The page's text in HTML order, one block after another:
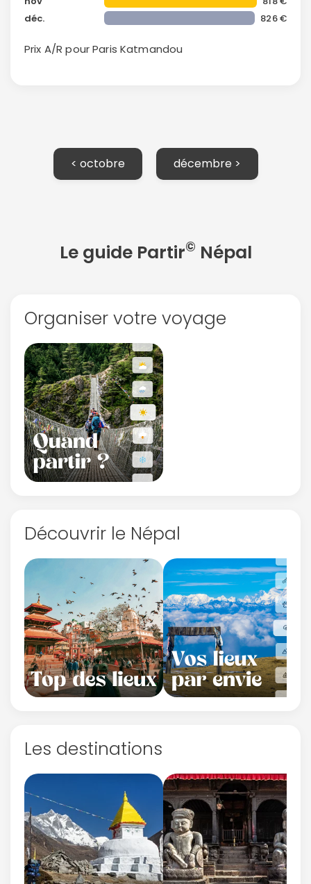
déc.
826 €
Prix A/R pour Paris Katmandou
< octobre décembre >
Le guide Partir© Népal
Organiser votre voyage
Découvrir le Népal
Les destinations
Continuer avec Apple
Politique de
confidentialité.